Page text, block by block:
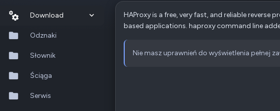
Popularne
Szukaj na forum
Nowe posty
Wszystkie posty
Nowe zasoby
Ostatnia aktywność
Download
Szukaj zasobów
Odznaki
Słownik
Ściąga
Serwis
o
n
HAProxy is a free, very fast, and reliable
based applications. haproxy command line
Nie masz uprawnień do wyświetlenia pełnej